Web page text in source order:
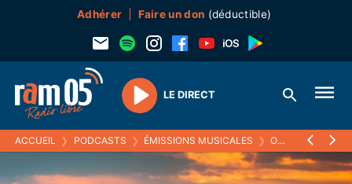
Adhérer Faire un don (déductible)
Play
LE DIRECT
ACCUEIL ❯ PODCASTS ❯ ÉMISSIONS MUSICALES ❯ ON THE MAINLINES